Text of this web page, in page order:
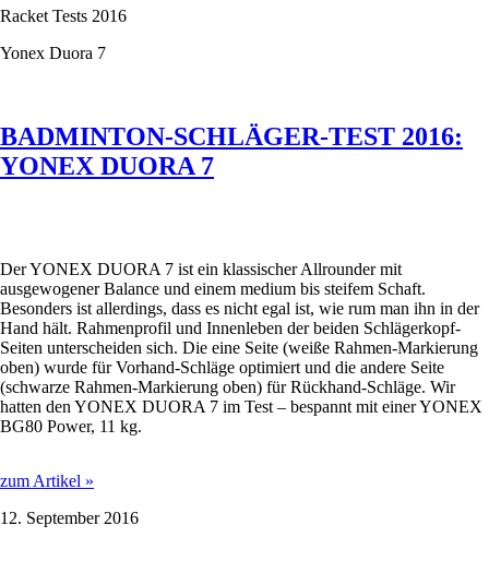
DUORA
Racket Tests 2016
Yonex Duora 7
BADMINTON-SCHLÄGER-TEST 2016:
YONEX DUORA 7
Der YONEX DUORA 7 ist ein klassischer Allrounder mit
ausgewogener Balance und einem medium bis steifem Schaft.
Besonders ist allerdings, dass es nicht egal ist, wie rum man ihn in der
Hand hält. Rahmenprofil und Innenleben der beiden Schlägerkopf-
Seiten unterscheiden sich. Die eine Seite (weiße Rahmen-Markierung
oben) wurde für Vorhand-Schläge optimiert und die andere Seite
(schwarze Rahmen-Markierung oben) für Rückhand-Schläge. Wir
hatten den YONEX DUORA 7 im Test – bespannt mit einer YONEX
BG80 Power, 11 kg.
zum Artikel »
TEST
12. September 2016